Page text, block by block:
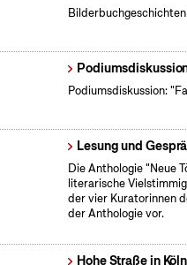
Podiumsdiskussion:
Lesung und
Die Anthologie "Neue
literarische
der vier Kuratorinnen
der Anthologie vor.
Hohe Straße in